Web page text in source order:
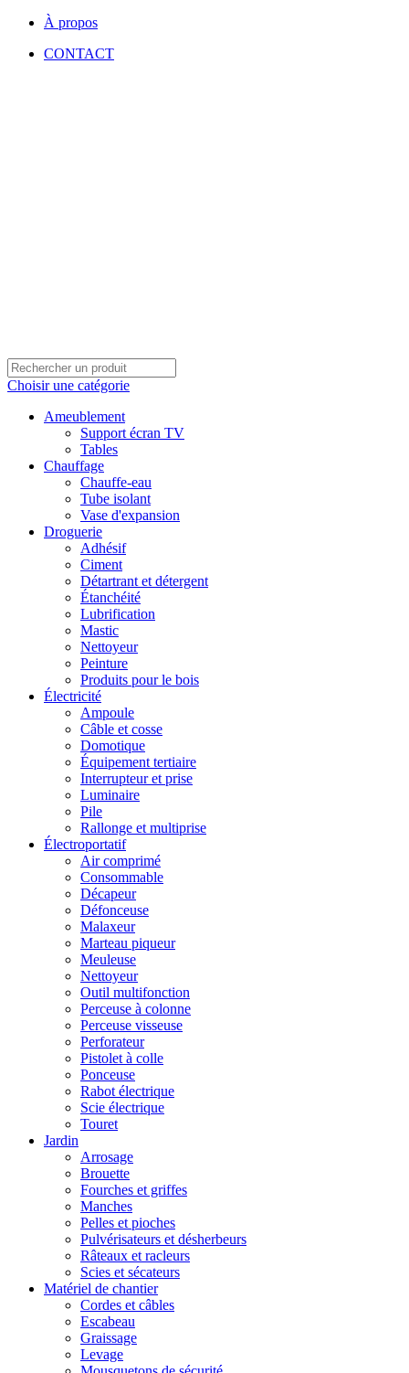
À propos
CONTACT
Choisir une catégorie
Ameublement
Support écran TV
Tables
Chauffage
Chauffe-eau
Tube isolant
Vase d'expansion
Droguerie
Adhésif
Ciment
Détartrant et détergent
Étanchéité
Lubrification
Mastic
Nettoyeur
Peinture
Produits pour le bois
Électricité
Ampoule
Câble et cosse
Domotique
Équipement tertiaire
Interrupteur et prise
Luminaire
Pile
Rallonge et multiprise
Électroportatif
Air comprimé
Consommable
Décapeur
Défonceuse
Malaxeur
Marteau piqueur
Meuleuse
Nettoyeur
Outil multifonction
Perceuse à colonne
Perceuse visseuse
Perforateur
Pistolet à colle
Ponceuse
Rabot électrique
Scie électrique
Touret
Jardin
Arrosage
Brouette
Fourches et griffes
Manches
Pelles et pioches
Pulvérisateurs et désherbeurs
Râteaux et racleurs
Scies et sécateurs
Matériel de chantier
Cordes et câbles
Escabeau
Graissage
Levage